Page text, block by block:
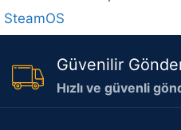
SteamOS
Güvenilir
Hızlı ve güvenli